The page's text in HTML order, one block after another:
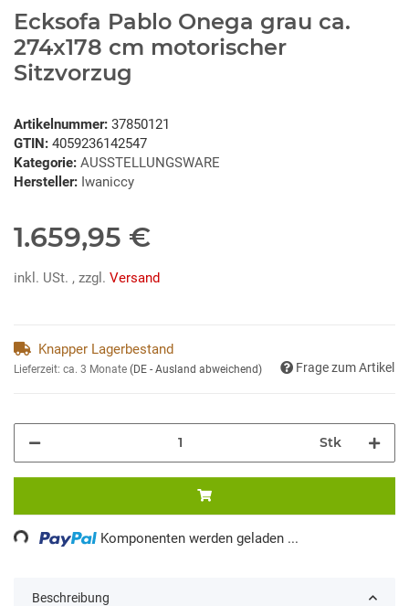
Ecksofa Pablo Onega grau ca.
274x178 cm motorischer
Sitzvorzug
Artikelnummer: 37850121
GTIN: 4059236142547
Kategorie: AUSSTELLUNGSWARE
Hersteller: Iwaniccy
1.659,95 €
inkl. USt. , zzgl. Versand
Knapper Lagerbestand
Lieferzeit: ca. 3 Monate (DE - Ausland abweichend) Frage zum Artikel
Stk
Loading... Komponenten werden geladen ...
Beschreibung